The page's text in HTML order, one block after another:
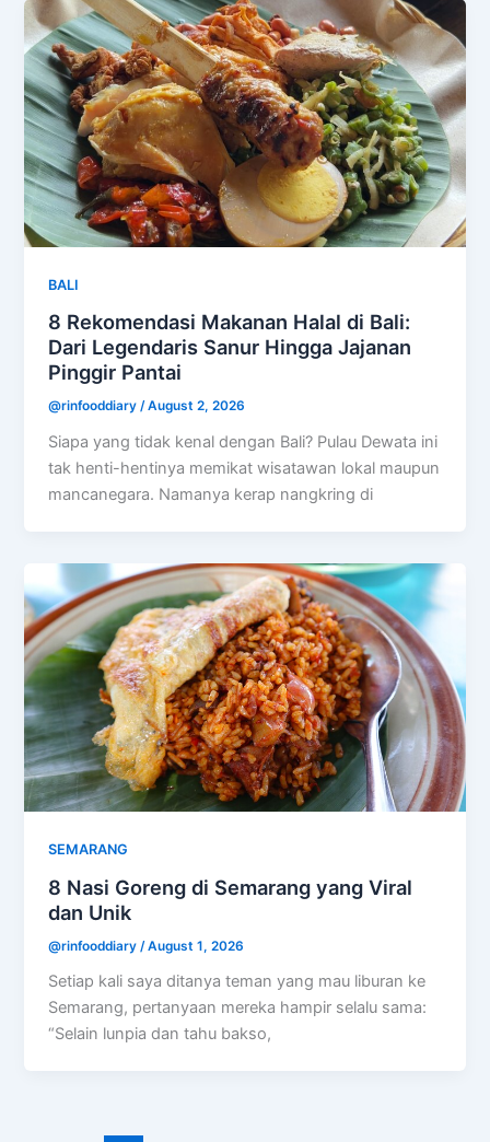
BALI
8 Rekomendasi Makanan Halal di Bali:
Dari Legendaris Sanur Hingga Jajanan
Pinggir Pantai
@rinfooddiary/August 2, 2026
Siapa yang tidak kenal dengan Bali? Pulau Dewata ini
tak henti-hentinya memikat wisatawan lokal maupun
mancanegara. Namanya kerap nangkring di
SEMARANG
8 Nasi Goreng di Semarang yang Viral
dan Unik
@rinfooddiary /August 1, 2026
Setiap kali saya ditanya teman yang mau liburan ke
Semarang, pertanyaan mereka hampir selalu sama:
“Selain lunpia dan tahu bakso,